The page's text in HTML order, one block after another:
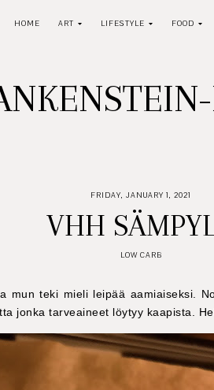
HOME ART LIFESTYLE FOOD
FRIDAY, JANUARY 1, 2021
VHH
LOW CARB
mun teki mieli leipää aamiaiseksi.
jonka tarveaineet löytyy kaapista.